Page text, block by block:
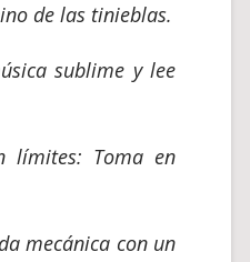
de las tinieblas.
sublime y lee
límites: Toma en
mecánica con un